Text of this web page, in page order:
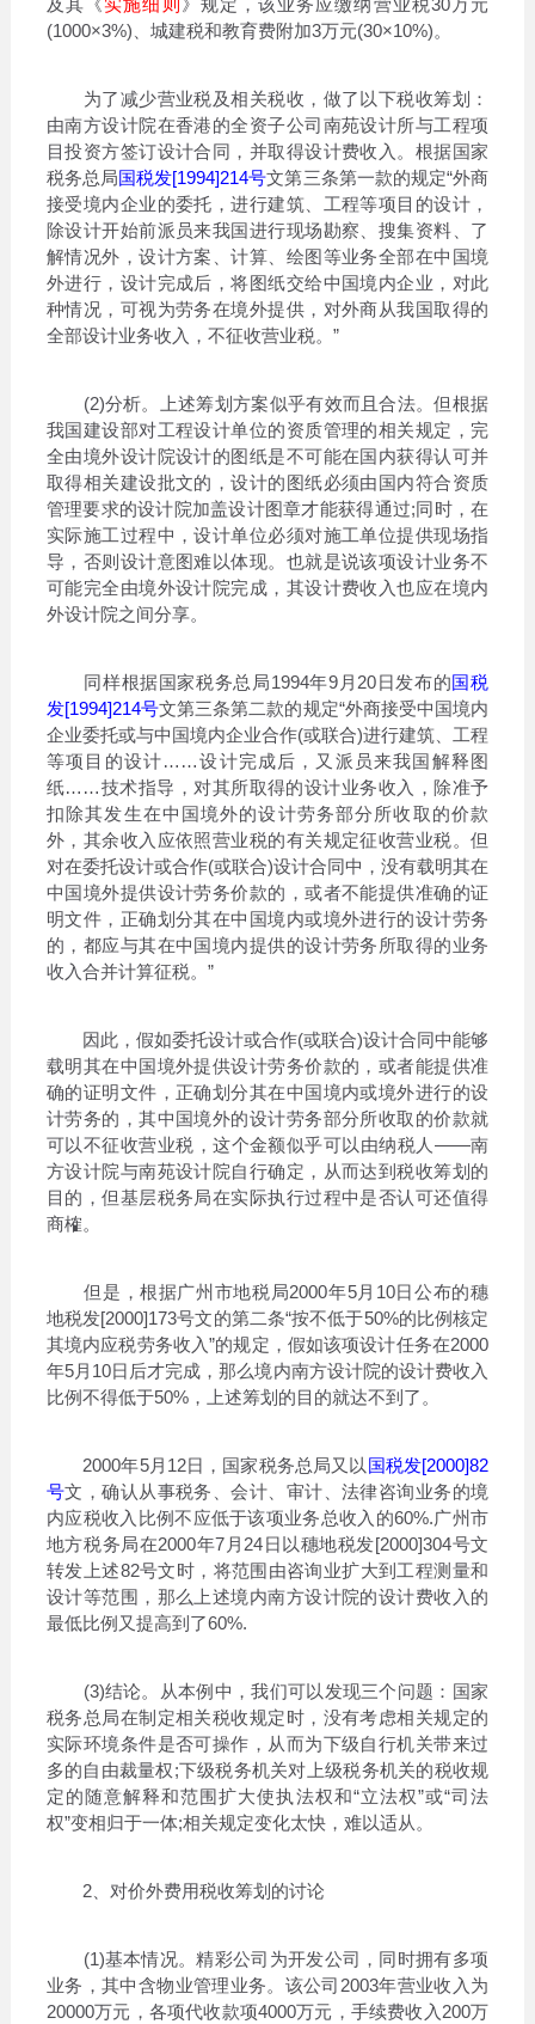
(1000×3%)、城建税和教育费附加3万元(30×10%)。
为了减少营业税及相关税收，做了以下税收筹划：
由南方设计院在香港的全资子公司南苑设计所与工程项
目投资方签订设计合同，并取得设计费收入。根据国家
税务总局国税发[1994]214号文第三条第一款的规定“外商
接受境内企业的委托，进行建筑、工程等项目的设计，
除设计开始前派员来我国进行现场勘察、搜集资料、了
解情况外，设计方案、计算、绘图等业务全部在中国境
外进行，设计完成后，将图纸交给中国境内企业，对此
种情况，可视为劳务在境外提供，对外商从我国取得的
全部设计业务收入，不征收营业税。”
(2)分析。上述筹划方案似乎有效而且合法。但根据
我国建设部对工程设计单位的资质管理的相关规定，完
全由境外设计院设计的图纸是不可能在国内获得认可并
取得相关建设批文的，设计的图纸必须由国内符合资质
管理要求的设计院加盖设计图章才能获得通过;同时，在
实际施工过程中，设计单位必须对施工单位提供现场指
导，否则设计意图难以体现。也就是说该项设计业务不
可能完全由境外设计院完成，其设计费收入也应在境内
外设计院之间分享。
同样根据国家税务总局1994年9月20日发布的国税
发[1994]214号文第三条第二款的规定“外商接受中国境内
企业委托或与中国境内企业合作(或联合)进行建筑、工程
等项目的设计……设计完成后，又派员来我国解释图
纸……技术指导，对其所取得的设计业务收入，除准予
扣除其发生在中国境外的设计劳务部分所收取的价款
外，其余收入应依照营业税的有关规定征收营业税。但
对在委托设计或合作(或联合)设计合同中，没有载明其在
中国境外提供设计劳务价款的，或者不能提供准确的证
明文件，正确划分其在中国境内或境外进行的设计劳务
的，都应与其在中国境内提供的设计劳务所取得的业务
收入合并计算征税。”
因此，假如委托设计或合作(或联合)设计合同中能够
载明其在中国境外提供设计劳务价款的，或者能提供准
确的证明文件，正确划分其在中国境内或境外进行的设
计劳务的，其中国境外的设计劳务部分所收取的价款就
可以不征收营业税，这个金额似乎可以由纳税人——南
方设计院与南苑设计院自行确定，从而达到税收筹划的
目的，但基层税务局在实际执行过程中是否认可还值得
商榷。
但是，根据广州市地税局2000年5月10日公布的穗
地税发[2000]173号文的第二条“按不低于50%的比例核定
其境内应税劳务收入”的规定，假如该项设计任务在2000
年5月10日后才完成，那么境内南方设计院的设计费收入
比例不得低于50%，上述筹划的目的就达不到了。
2000年5月12日，国家税务总局又以 国税发[2000]82
号文，确认从事税务、会计、审计、法律咨询业务的境
内应税收入比例不应低于该项业务总收入的60%.广州市
地方税务局在2000年7月24日以穗地税发[2000]304号文
转发上述82号文时，将范围由咨询业扩大到工程测量和
设计等范围，那么上述境内南方设计院的设计费收入的
最低比例又提高到了60%.
(3)结论。从本例中，我们可以发现三个问题：国家
税务总局在制定相关税收规定时，没有考虑相关规定的
实际环境条件是否可操作，从而为下级自行机关带来过
多的自由裁量权;下级税务机关对上级税务机关的税收规
定的随意解释和范围扩大使执法权和“立法权”或“司法
权”变相归于一体;相关规定变化太快，难以适从。
2、对价外费用税收筹划的讨论
(1)基本情况。精彩公司为开发公司，同时拥有多项
业务，其中含物业管理业务。该公司2003年营业收入为
20000万元，各项代收款项4000万元，手续费收入200万